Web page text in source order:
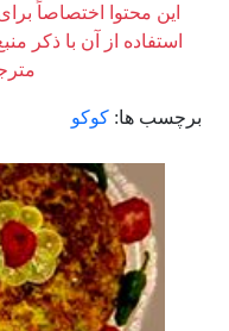
این محتوا اختصاصاً
استفاده از آن با ذکر
برچسب ها: کوکو